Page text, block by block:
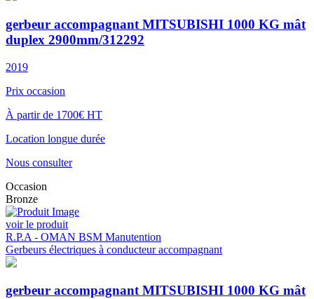
gerbeur accompagnant MITSUBISHI 1000 KG mât
duplex 2900mm/312292
2019
Prix occasion
À partir de 1700€ HT
Location longue durée
Nous consulter
Occasion
Bronze
voir le produit
R.P.A - OMAN BSM Manutention
Gerbeurs électriques à conducteur accompagnant
gerbeur accompagnant MITSUBISHI 1000 KG mât